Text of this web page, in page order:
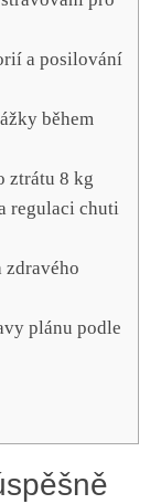
a ‍posilování
⁢během⁤
⁤ztrátu 8 kg
regulaci chuti
zdravého
plánu ⁤podle